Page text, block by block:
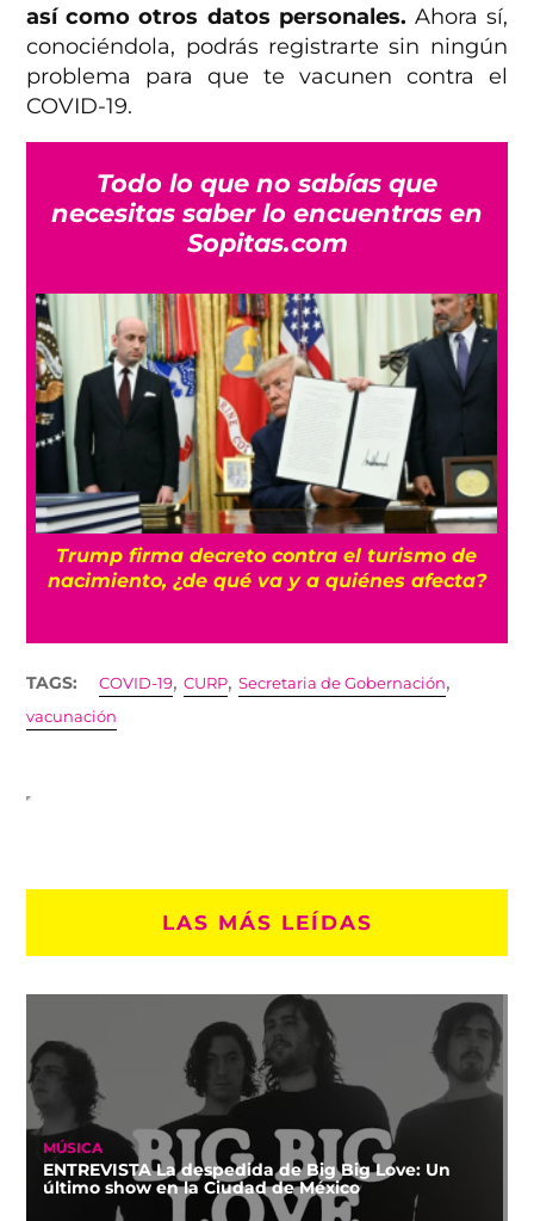
así como otros datos personales. Ahora sí,
conociéndola, podrás registrarte sin ningún
problema para que te vacunen contra el
COVID-19.
Todo lo que no sabías que
necesitas saber lo encuentras en
Sopitas.com
Trump firma decreto contra el turismo de
nacimiento, ¿de qué va y a quiénes afecta?
TAGS: COVID-19,CURP,Secretaria de Gobernación,
vacunación
LAS MÁS LEÍDAS
MÚSICA
ENTREVISTA La despedida de Big Big Love: Un
último show en la Ciudad de México